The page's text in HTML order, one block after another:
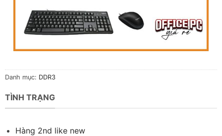
Danh mục: DDR3
TÌNH TRẠNG
Hàng 2nd like new